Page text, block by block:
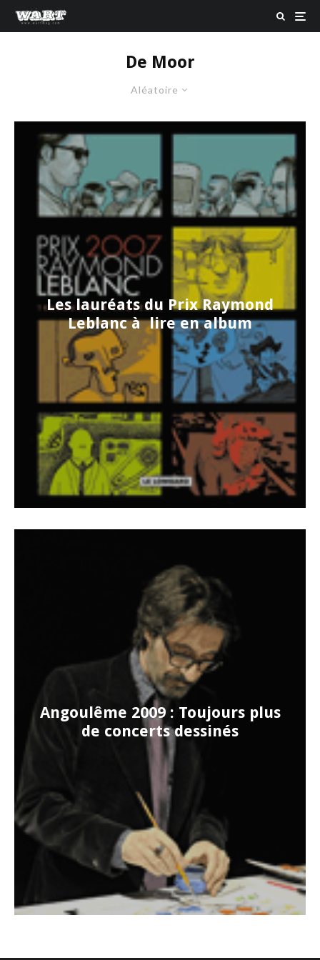
De Moor
Aléatoire
Les lauréats du Prix Raymond
Leblanc à lire en album
Angoulême 2009 : Toujours plus
de concerts dessinés